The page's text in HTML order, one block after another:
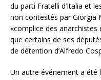
du parti Fratelli d’Italia et
non contestés par Giorgia
«complice des
que certains de ses
de détention d’Alfredo
Un autre événement a